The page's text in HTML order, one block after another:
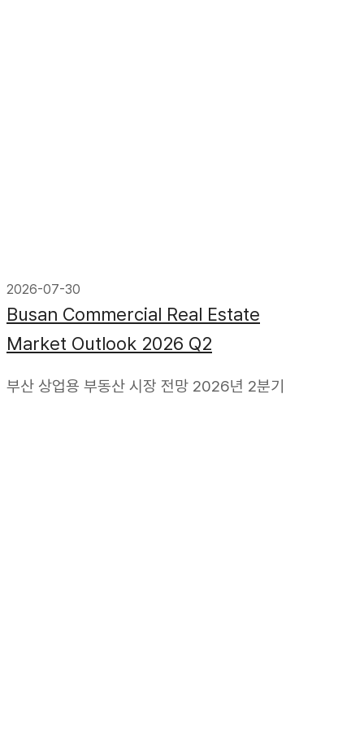
2026-07-30
Busan Commercial Real Estate
Market Outlook 2026 Q2
부산 상업용 부동산 시장 전망 2026년 2분기